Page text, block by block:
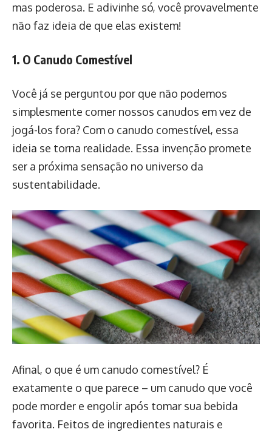
mas poderosa. E adivinhe só, você provavelmente
não faz ideia de que elas existem!
1. O Canudo Comestível
Você já se perguntou por que não podemos
simplesmente comer nossos canudos em vez de
jogá-los fora? Com o canudo comestível, essa
ideia se torna realidade. Essa invenção promete
ser a próxima sensação no universo da
sustentabilidade.
Afinal, o que é um canudo comestível? É
exatamente o que parece – um canudo que você
pode morder e engolir após tomar sua bebida
favorita. Feitos de ingredientes naturais e